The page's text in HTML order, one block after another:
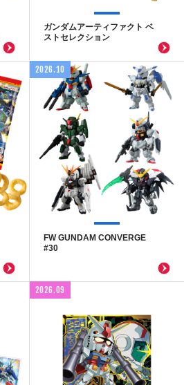
ガンダムアーティファクト ベ
ストセレクション
2026.10
FW GUNDAM CONVERGE
#30
2026.09